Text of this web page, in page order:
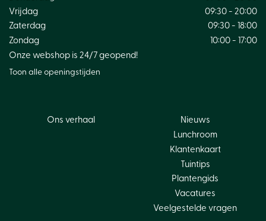
Vrijdag
09:30 - 20:00
Zaterdag
09:30 - 18:00
Zondag
10:00 - 17:00
Onze webshop is 24/7 geopend!
Toon alle openingstijden
Ons verhaal
Nieuws
Lunchroom
Klantenkaart
Tuintips
Plantengids
Vacatures
Veelgestelde vragen